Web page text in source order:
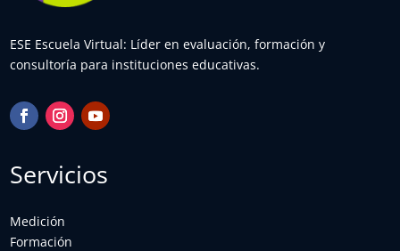
ESE Escuela Virtual: Líder en evaluación, formación y
consultoría para instituciones educativas.
Servicios
Medición
Formación